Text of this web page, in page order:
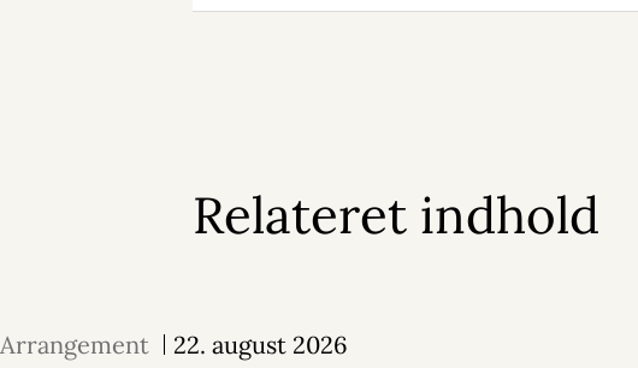
Relateret indhold
Arrangement 22. august 2026